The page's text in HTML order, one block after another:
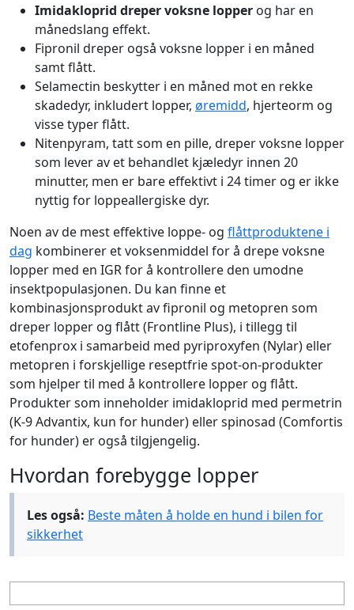
Imidakloprid dreper voksne lopper og har en
månedslang effekt.
Fipronil dreper også voksne lopper i en måned
samt flått.
Selamectin beskytter i en måned mot en rekke
skadedyr, inkludert lopper, øremidd, hjerteorm og
visse typer flått.
Nitenpyram, tatt som en pille, dreper voksne lopper
som lever av et behandlet kjæledyr innen 20
minutter, men er bare effektivt i 24 timer og er ikke
nyttig for loppeallergiske dyr.
Noen av de mest effektive loppe- og flåttproduktene i
dag kombinerer et voksenmiddel for å drepe voksne
lopper med en IGR for å kontrollere den umodne
insektpopulasjonen. Du kan finne et
kombinasjonsprodukt av fipronil og metopren som
dreper lopper og flått (Frontline Plus), i tillegg til
etofenprox i samarbeid med pyriproxyfen (Nylar) eller
metopren i forskjellige reseptfrie spot-on-produkter
som hjelper til med å kontrollere lopper og flått.
Produkter som inneholder imidakloprid med permetrin
(K-9 Advantix, kun for hunder) eller spinosad (Comfortis
for hunder) er også tilgjengelig.
Hvordan forebygge lopper
Les også: Beste måten å holde en hund i bilen for
sikkerhet